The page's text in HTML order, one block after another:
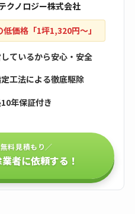
クノロジー株式会社
価格「1坪1,320円〜」
ているから安心・安全
工法による徹底駆除
年保証付き
料見積もり／
者に依頼する！